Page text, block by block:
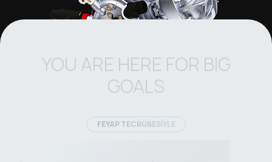
YOU ARE HERE FOR BIG
GOALS
FEYAP TECRÜBESİYLE